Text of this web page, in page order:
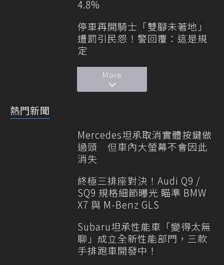
4.8%
停車再開騎士「雙腳未著地」
遭罰引民怨！警回覆：這是規
定
More
熱門新聞
Mercedes坦承取消實體按鍵做
過頭 但車內大螢幕不會因此
消失
終極三排座對決！Audi Q9 /
SQ9 規格細節曝光 瞄準 BMW
X7 與 M-Benz GLS
Subaru坦承性能車「變得太無
聊」成立全新性能部門，三款
手排跑車開發中！